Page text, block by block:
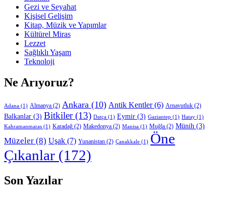
Gezi ve Seyahat
Kişisel Gelişim
Kitap, Müzik ve Yapımlar
Kültürel Miras
Lezzet
Sağlıklı Yaşam
Teknoloji
Ne Arıyoruz?
Adana (1) Almanya (2) Ankara (10) Antik Kentler(6) Arnavutluk (2)
Balkanlar (3) Bitkiler(13) Datça (1) Eymir (3) Gaziantep (1) Hatay (1)
Kahramanmaraş (1) Karadağ (2) Makedonya (2) Manisa (1) Muğla (2) Münih (3)
Müzeler (8) Uşak (7) Yunanistan (2) Çanakkale (1) Öne
Çıkanlar (172)
Son Yazılar